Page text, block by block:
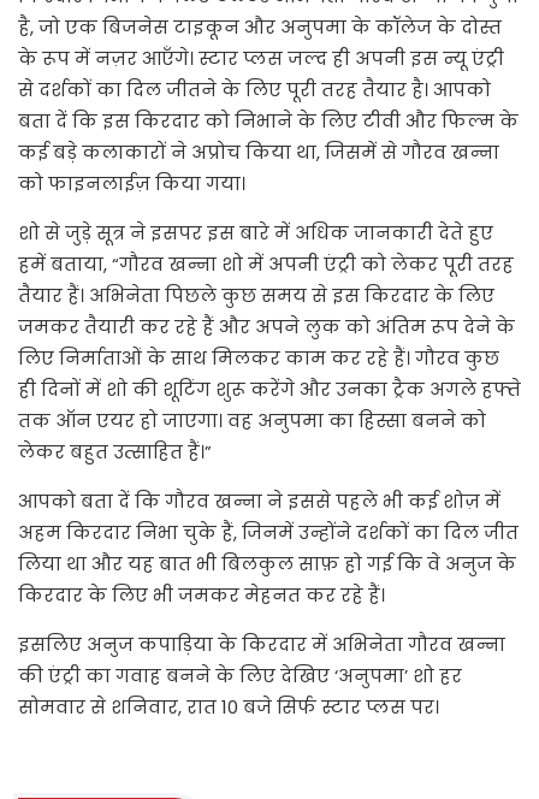
है, जो एक बिजनेस टाइकून और अनुपमा के कॉलेज के दोस्त
के रूप में नज़र आएँगे। स्टार प्लस जल्द ही अपनी इस न्यू एंट्री
से दर्शकों का दिल जीतने के लिए पूरी तरह तैयार है। आपको
बता दें कि इस किरदार को निभाने के लिए टीवी और फिल्म के
कई बड़े कलाकारों ने अप्रोच किया था, जिसमें से गौरव खन्ना
को फाइनलाईज़ किया गया।
शो से जुड़े सूत्र ने इसपर इस बारे में अधिक जानकारी देते हुए
हमें बताया, “गौरव खन्ना शो में अपनी एंट्री को लेकर पूरी तरह
तैयार हैं। अभिनेता पिछले कुछ समय से इस किरदार के लिए
जमकर तैयारी कर रहे हैं और अपने लुक को अंतिम रूप देने के
लिए निर्माताओं के साथ मिलकर काम कर रहे हैं। गौरव कुछ
ही दिनों में शो की शूटिंग शुरू करेंगे और उनका ट्रैक अगले हफ्ते
तक ऑन एयर हो जाएगा। वह अनुपमा का हिस्सा बनने को
लेकर बहुत उत्साहित हैं।”
आपको बता दें कि गौरव खन्ना ने इससे पहले भी कई शोज़ में
अहम किरदार निभा चुके हैं, जिनमें उन्होंने दर्शकों का दिल जीत
लिया था और यह बात भी बिलकुल साफ़ हो गई कि वे अनुज के
किरदार के लिए भी जमकर मेहनत कर रहे हैं।
इसलिए अनुज कपाड़िया के किरदार में अभिनेता गौरव खन्ना
की एंट्री का गवाह बनने के लिए देखिए ‘अनुपमा’ शो हर
सोमवार से शनिवार, रात 10 बजे सिर्फ स्टार प्लस पर।